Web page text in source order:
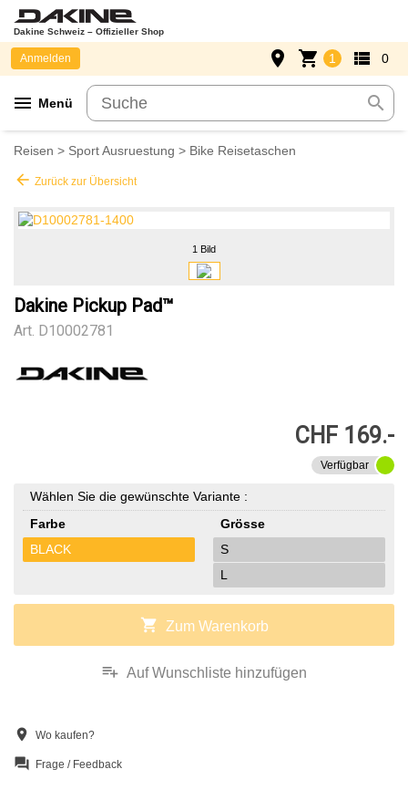
Dakine Schweiz – Offizieller Shop
menu Menü search
Anmelden place shopping_cart 1 view_list 0
Reisen > Sport Ausruestung > Bike Reisetaschen
arrow_back Zurück zur Übersicht
1 Bild
Dakine Pickup Pad™
Art. D10002781
CHF 169.-
Verfügbar
Wählen Sie die gewünschte Variante :
Farbe
BLACK
Grösse
S
L
shopping_cart Zum Warenkorb
playlist_add Auf Wunschliste hinzufügen
location_on Wo kaufen?
question_answer Frage / Feedback